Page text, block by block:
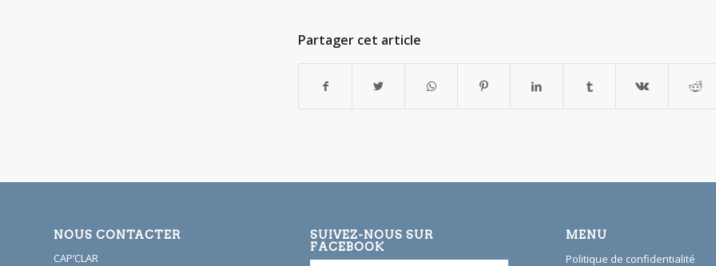
Partager cet article
NOUS CONTACTER
CAP’CLAR
SUIVEZ-NOUS SUR
FACEBOOK
MENU
Politique de confidentialité